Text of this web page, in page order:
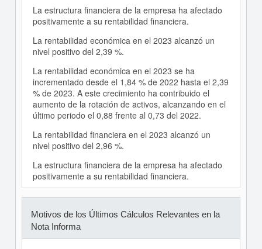
La estructura financiera de la empresa ha afectado
positivamente a su rentabilidad financiera.
La rentabilidad económica en el 2023 alcanzó un
nivel positivo del 2,39 %.
La rentabilidad económica en el 2023 se ha
incrementado desde el 1,84 % de 2022 hasta el 2,39
% de 2023. A este crecimiento ha contribuido el
aumento de la rotación de activos, alcanzando en el
último periodo el 0,88 frente al 0,73 del 2022.
La rentabilidad financiera en el 2023 alcanzó un
nivel positivo del 2,96 %.
La estructura financiera de la empresa ha afectado
positivamente a su rentabilidad financiera.
Motivos de los Últimos Cálculos Relevantes en la
Nota Informa